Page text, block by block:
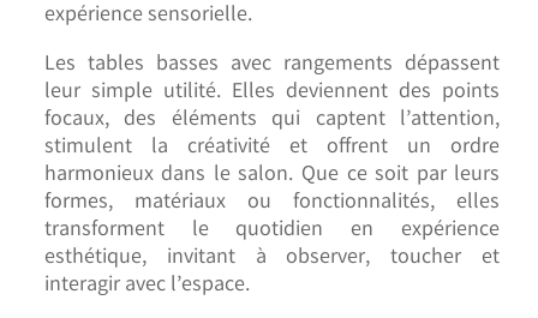
expérience sensorielle.
Les tables basses avec rangements dépassent
leur simple utilité. Elles deviennent des points
focaux, des éléments qui captent l’attention,
stimulent la créativité et offrent un ordre
harmonieux dans le salon. Que ce soit par leurs
formes, matériaux ou fonctionnalités, elles
transforment le quotidien en expérience
esthétique, invitant à observer, toucher et
interagir avec l’espace.